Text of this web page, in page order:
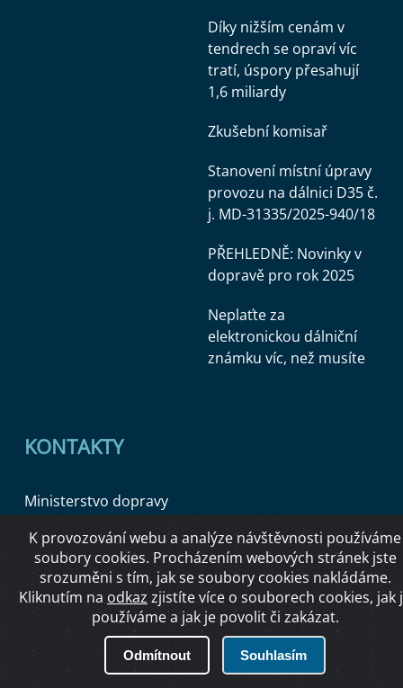
Díky nižším cenám v
tendrech se opraví víc
tratí, úspory přesahují
1,6 miliardy
Zkušební komisař
Stanovení místní úpravy
provozu na dálnici D35 č.
j. MD-31335/2025-940/18
PŘEHLEDNĚ: Novinky v
dopravě pro rok 2025
Neplaťte za
elektronickou dálniční
známku víc, než musíte
KONTAKTY
Ministerstvo dopravy
Úřední deska
Copyright © 2026 Ministerstvo dopravy ČR
O přístupnosti
K provozování webu a analýze návštěvnosti používáme
soubory cookies. Procházením webových stránek jste
srozuměni s tím, jak se soubory cookies nakládáme.
Kliknutím na odkaz zjistíte více o souborech cookies, jak
používáme a jak je povolit či zakázat.
Odmítnout Souhlasím